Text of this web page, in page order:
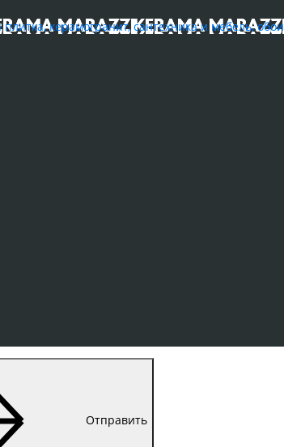
керамогранит, сантехника и мебель, обои
Отправить